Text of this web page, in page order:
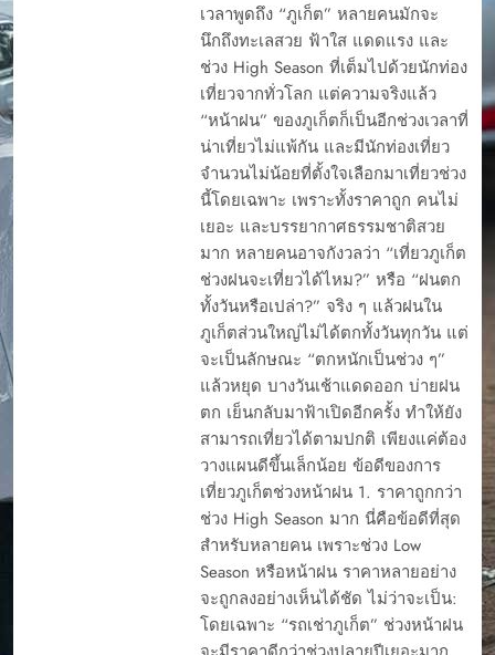
เวลาพูดถึง “ภูเก็ต” หลายคนมักจะ
นึกถึงทะเลสวย ฟ้าใส แดดแรง และ
ช่วง High Season ที่เต็มไปด้วยนักท่อง
เที่ยวจากทั่วโลก แต่ความจริงแล้ว
“หน้าฝน” ของภูเก็ตก็เป็นอีกช่วงเวลาที่
น่าเที่ยวไม่แพ้กัน และมีนักท่องเที่ยว
จำนวนไม่น้อยที่ตั้งใจเลือกมาเที่ยวช่วง
นี้โดยเฉพาะ เพราะทั้งราคาถูก คนไม่
เยอะ และบรรยากาศธรรมชาติสวย
มาก หลายคนอาจกังวลว่า “เที่ยวภูเก็ต
ช่วงฝนจะเที่ยวได้ไหม?” หรือ “ฝนตก
ทั้งวันหรือเปล่า?” จริง ๆ แล้วฝนใน
ภูเก็ตส่วนใหญ่ไม่ได้ตกทั้งวันทุกวัน แต่
จะเป็นลักษณะ “ตกหนักเป็นช่วง ๆ”
แล้วหยุด บางวันเช้าแดดออก บ่ายฝน
ตก เย็นกลับมาฟ้าเปิดอีกครั้ง ทำให้ยัง
สามารถเที่ยวได้ตามปกติ เพียงแค่ต้อง
วางแผนดีขึ้นเล็กน้อย ข้อดีของการ
เที่ยวภูเก็ตช่วงหน้าฝน 1. ราคาถูกกว่า
ช่วง High Season มาก นี่คือข้อดีที่สุด
สำหรับหลายคน เพราะช่วง Low
Season หรือหน้าฝน ราคาหลายอย่าง
จะถูกลงอย่างเห็นได้ชัด ไม่ว่าจะเป็น:
โดยเฉพาะ “รถเช่าภูเก็ต” ช่วงหน้าฝน